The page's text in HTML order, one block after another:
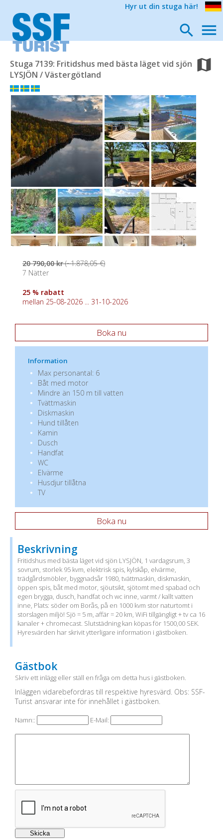
Hyr ut din stuga här!
Stuga 7139: Fritidshus med bästa läget vid sjön
LYSJÖN / Västergötland
20 790,00 kr(~1.878,05 €)
7 Nätter
25 % rabatt
mellan 25-08-2026 ... 31-10-2026
Boka nu
Information
Max personantal: 6
Båt med motor
Mindre än 150 m till vatten
Tvättmaskin
Diskmaskin
Hund tillåten
Kamin
Dusch
Handfat
WC
Elvärme
Husdjur tillåtna
TV
Boka nu
Beskrivning
Fritidshus med bästa läget vid sjön LYSJÖN, 1 vardagsrum, 3
sovrum, storlek 95 kvm, elektrisk spis, kylskåp, elvärme,
trädgårdsmöbler, byggnadsår 1980, tvättmaskin, diskmaskin,
öppen spis, båt med motor, sjöutsikt, sjötomt med spabad och
egen brygga, dusch, handfat och wc inne, varmt / kallt vatten
inne, Plats: söder om Borås, på en 1000 kvm stor naturtomt i
storslagen miljö! Sjö = 5 m, affär = 20 km, WiFi tillgängligt + tv ca 16
kanaler + chromecast. Slutstädning kan köpas för 1500,00 SEK.
Hyresvärden har skrivit ytterligare information i gästboken.
Gästbok
Skriv ett inlägg eller ställ en fråga om detta hus i gästboken.
Inläggen vidarebefordras till respektive hyresvärd. Obs: SSF-
Turist ansvarar inte för innehållet i gästboken.
Namn:: E-Mail: